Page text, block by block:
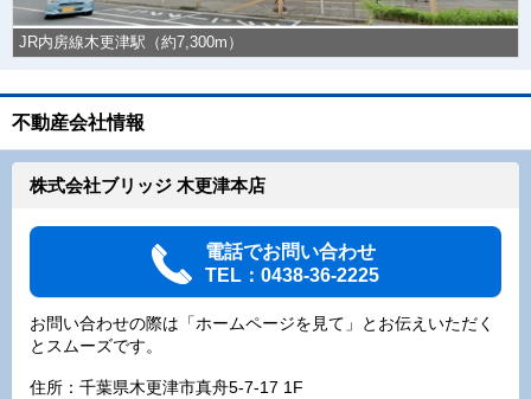
JR内房線木更津駅（約7,300m）
不動産会社情報
株式会社ブリッジ 木更津本店
電話でお問い合わせ
TEL：0438-36-2225
お問い合わせの際は「ホームページを見て」とお伝えいただく
とスムーズです。
住所：千葉県木更津市真舟5-7-17 1F